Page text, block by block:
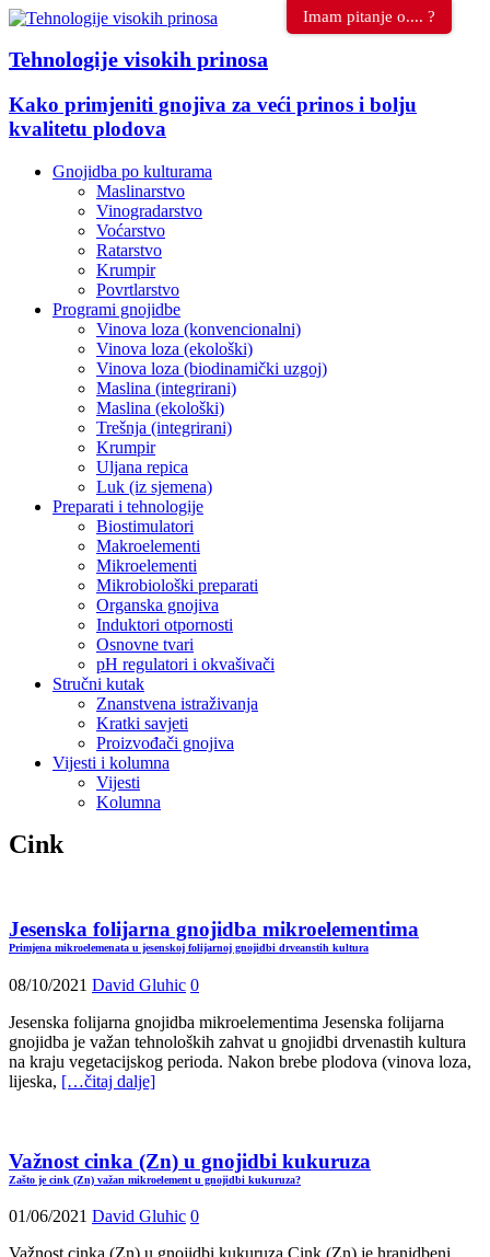
Tehnologije visokih prinosa
Kako primjeniti gnojiva za veći prinos i bolju
kvalitetu plodova
Gnojidba po kulturama
Maslinarstvo
Vinogradarstvo
Voćarstvo
Ratarstvo
Krumpir
Povrtlarstvo
Programi gnojidbe
Vinova loza (konvencionalni)
Vinova loza (ekološki)
Vinova loza (biodinamički uzgoj)
Maslina (integrirani)
Maslina (ekološki)
Trešnja (integrirani)
Krumpir
Uljana repica
Luk (iz sjemena)
Preparati i tehnologije
Biostimulatori
Makroelementi
Mikroelementi
Mikrobiološki preparati
Organska gnojiva
Induktori otpornosti
Osnovne tvari
pH regulatori i okvašivači
Stručni kutak
Znanstvena istraživanja
Kratki savjeti
Proizvođači gnojiva
Vijesti i kolumna
Vijesti
Kolumna
Cink
Jesenska folijarna gnojidba mikroelementima
Primjena mikroelemenata u jesenskoj folijarnoj gnojidbi drveanstih kultura
08/10/2021 David Gluhic 0
Jesenska folijarna gnojidba mikroelementima Jesenska folijarna
gnojidba je važan tehnoloških zahvat u gnojidbi drvenastih kultura
na kraju vegetacijskog perioda. Nakon brebe plodova (vinova loza,
lijeska, […čitaj dalje]
Važnost cinka (Zn) u gnojidbi kukuruza
Zašto je cink (Zn) važan mikroelement u gnojidbi kukuruza?
01/06/2021 David Gluhic 0
Važnost cinka (Zn) u gnojidbi kukuruza Cink (Zn) je hranidbeni
Imam pitanje o.... ?